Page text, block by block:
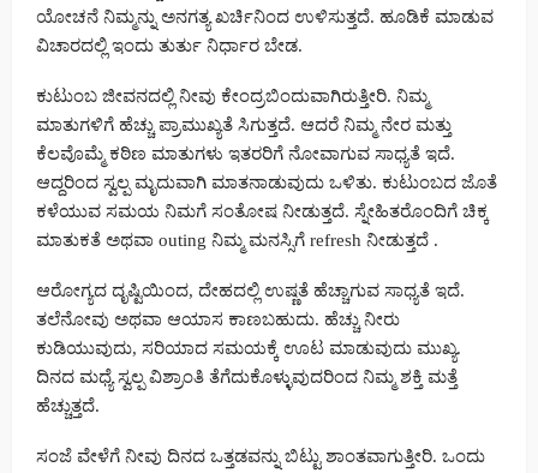
ಯೋಚನೆ ನಿಮ್ಮನ್ನು ಅನಗತ್ಯ ಖರ್ಚಿನಿಂದ ಉಳಿಸುತ್ತದೆ. ಹೂಡಿಕೆ ಮಾಡುವ
ವಿಚಾರದಲ್ಲಿ ಇಂದು ತುರ್ತು ನಿರ್ಧಾರ ಬೇಡ.
ಕುಟುಂಬ ಜೀವನದಲ್ಲಿ ನೀವು ಕೇಂದ್ರಬಿಂದುವಾಗಿರುತ್ತೀರಿ. ನಿಮ್ಮ
ಮಾತುಗಳಿಗೆ ಹೆಚ್ಚು ಪ್ರಾಮುಖ್ಯತೆ ಸಿಗುತ್ತದೆ. ಆದರೆ ನಿಮ್ಮ ನೇರ ಮತ್ತು
ಕೆಲವೊಮ್ಮೆ ಕಠಿಣ ಮಾತುಗಳು ಇತರರಿಗೆ ನೋವಾಗುವ ಸಾಧ್ಯತೆ ಇದೆ.
ಆದ್ದರಿಂದ ಸ್ವಲ್ಪ ಮೃದುವಾಗಿ ಮಾತನಾಡುವುದು ಒಳಿತು. ಕುಟುಂಬದ ಜೊತೆ
ಕಳೆಯುವ ಸಮಯ ನಿಮಗೆ ಸಂತೋಷ ನೀಡುತ್ತದೆ. ಸ್ನೇಹಿತರೊಂದಿಗೆ ಚಿಕ್ಕ
ಮಾತುಕತೆ ಅಥವಾ outing ನಿಮ್ಮ ಮನಸ್ಸಿಗೆ refresh ನೀಡುತ್ತದೆ .
ಆರೋಗ್ಯದ ದೃಷ್ಟಿಯಿಂದ, ದೇಹದಲ್ಲಿ ಉಷ್ಣತೆ ಹೆಚ್ಚಾಗುವ ಸಾಧ್ಯತೆ ಇದೆ.
ತಲೆನೋವು ಅಥವಾ ಆಯಾಸ ಕಾಣಬಹುದು. ಹೆಚ್ಚು ನೀರು
ಕುಡಿಯುವುದು, ಸರಿಯಾದ ಸಮಯಕ್ಕೆ ಊಟ ಮಾಡುವುದು ಮುಖ್ಯ.
ದಿನದ ಮಧ್ಯೆ ಸ್ವಲ್ಪ ವಿಶ್ರಾಂತಿ ತೆಗೆದುಕೊಳ್ಳುವುದರಿಂದ ನಿಮ್ಮ ಶಕ್ತಿ ಮತ್ತೆ
ಹೆಚ್ಚುತ್ತದೆ.
ಸಂಜೆ ವೇಳೆಗೆ ನೀವು ದಿನದ ಒತ್ತಡವನ್ನು ಬಿಟ್ಟು ಶಾಂತವಾಗುತ್ತೀರಿ. ಒಂದು